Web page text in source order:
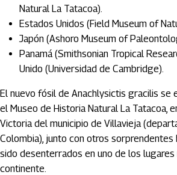
Natural La Tatacoa).
Estados Unidos (Field Museum of
Japón (Ashoro Museum of
Panamá (Smithsonian Tropical
Unido (Universidad de Cambridge).
El nuevo fósil de Anachlysictis gracilis se
el Museo de Historia Natural La Tatacoa,
Victoria del municipio de Villavieja
Colombia), junto con otros sorprendentes
sido desenterrados en uno de los
continente.